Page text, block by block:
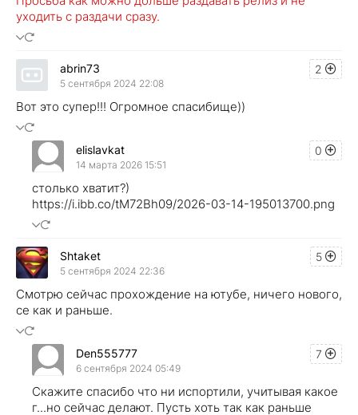
уходить с раздачи сразу.
2
abrin73
5 сентября 2024 22:08
Вот это супер!!! Огромное спасибище))
0
elislavkat
14 марта 2026 15:51
столько хватит?)
https://i.ibb.co/tM72Bh09/2026-03-14-195013700.png
5
Shtaket
5 сентября 2024 22:36
Смотрю сейчас прохождение на ютубе, ничего нового,
се как и раньше.
7
Den555777
6 сентября 2024 05:49
Скажите спасибо что ни испортили, учитывая какое
г...но сейчас делают. Пусть хоть так как раньше